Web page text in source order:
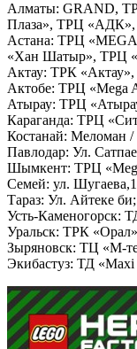
Алматы: GRAND,
Плаза», ТРЦ
Астана: ТРЦ
«Хан Шатыр», ТРЦ
Актау: ТРК «Актау»,
Актобе: ТРЦ «Mega
Атырау: ТРЦ
Караганда: ТРЦ
Костанай: Меломан
Павлодар: Ул.
Шымкент: ТРЦ
Семей: ул.
Тараз: Ул. Айтеке би;
Усть-Каменогорск:
Уральск: ТРК
Зыряновск: ТЦ «М-
Экибастуз: ТД